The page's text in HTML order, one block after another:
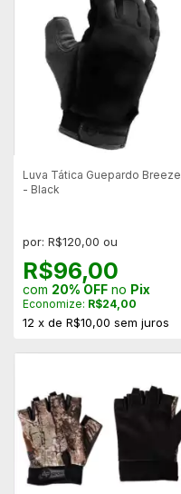
Luva Tática Guepardo Breeze
- Black
por: R$120,00 ou
R$96,00
com 20% OFF no Pix
Economize: R$24,00
12 x de R$10,00 sem juros